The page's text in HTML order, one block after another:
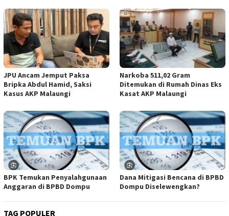
JPU Ancam Jemput Paksa
Bripka Abdul Hamid, Saksi
Kasus AKP Malaungi
Narkoba 511,02 Gram
Ditemukan di Rumah Dinas Eks
Kasat AKP Malaungi
BPK Temukan Penyalahgunaan
Anggaran di BPBD Dompu
Dana Mitigasi Bencana di BPBD
Dompu Diselewengkan?
TAG POPULER